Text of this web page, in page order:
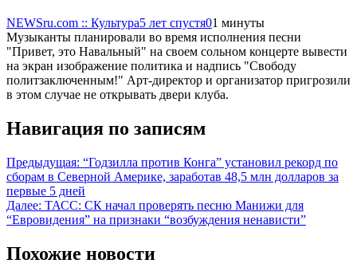
NEWSru.com :: Культура5 лет спустя01 минуты
Музыканты планировали во время исполнения песни
"Привет, это Навальный" на своем сольном концерте вывести
на экран изображение политика и надпись "Свободу
политзаключенным!" Арт-директор и организатор пригрозили
в этом случае не открывать двери клуба.
Навигация по записям
Предыдущая: “Годзилла против Конга” установил рекорд по
сборам в Северной Америке, заработав 48,5 млн долларов за
первые 5 дней
Далее: ТАСС: СК начал проверять песню Манижи для
“Евровидения” на признаки “возбуждения ненависти”
Похожие новости